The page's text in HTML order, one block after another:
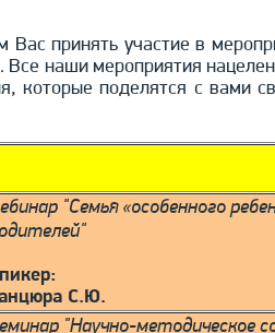
Вас принять участие в
Все наши мероприятия
которые поделятся с вами
"Семья «особенного
С.Ю.
"Научно-методическое